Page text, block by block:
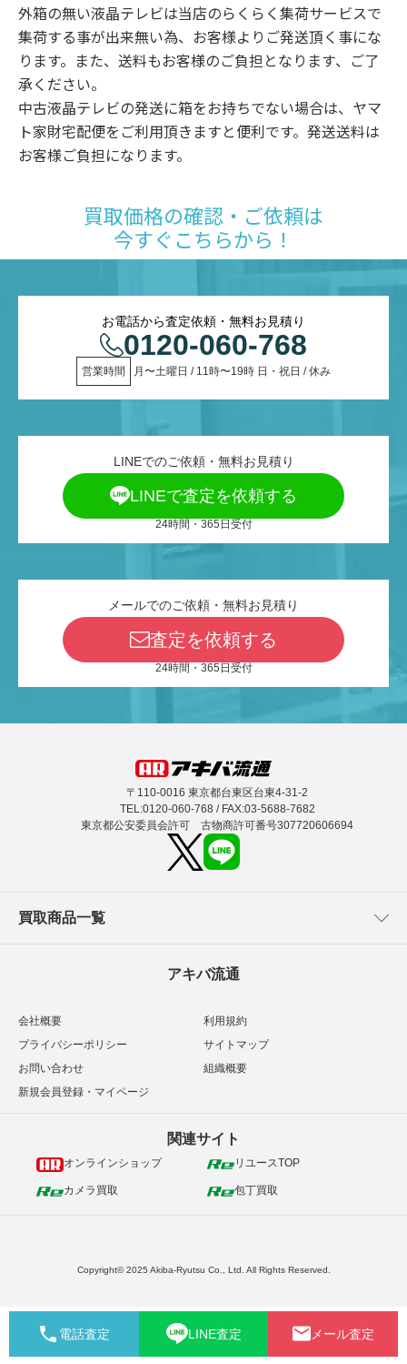
外箱の無い液晶テレビは当店のらくらく集荷サービスで
集荷する事が出来無い為、お客様よりご発送頂く事にな
ります。また、送料もお客様のご負担となります、ご了
承ください。
中古液晶テレビの発送に箱をお持ちでない場合は、ヤマ
ト家財宅配便をご利用頂きますと便利です。発送送料は
お客様ご負担になります。
買取価格の確認・ご依頼は
今すぐこちらから！
お電話から査定依頼・無料お見積り
0120-060-768
営業時間 月〜土曜日 / 11時〜19時 日・祝日 / 休み
LINEでのご依頼・無料お見積り
LINEで査定を依頼する
24時間・365日受付
メールでのご依頼・無料お見積り
査定を依頼する
24時間・365日受付
〒110-0016 東京都台東区台東4-31-2
TEL:0120-060-768 / FAX:03-5688-7682
東京都公安委員会許可 古物商許可番号307720606694
買取商品一覧
アキバ流通
会社概要
利用規約
プライバシーポリシー
サイトマップ
お問い合わせ
組織概要
新規会員登録・マイページ
関連サイト
オンラインショップ リユースTOP
カメラ買取 包丁買取
Copyright© 2025 Akiba-Ryutsu Co., Ltd. All Rights Reserved.
電話査定 LINE査定 メール査定